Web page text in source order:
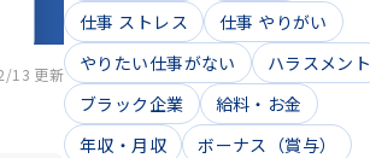
13 更新
仕事 ストレス
仕事 やりがい
やりたい仕事がない
ハラスメント
ブラック企業
給料・お金
年収・月収
ボーナス（賞与）